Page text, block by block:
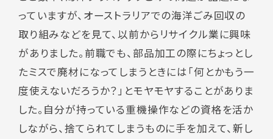
っていますが、オーストラリアでの海洋ごみ回収の
取り組みなどを見て、以前からリサイクル業に興味
がありました。前職でも、部品加工の際にちょっとし
たミスで廃材になってしまうときには「何とかもう一
度使えないだろうか？」とモヤモヤすることがありま
した。自分が持っている重機操作などの資格を活か
しながら、捨てられてしまうものに手を加えて、新し